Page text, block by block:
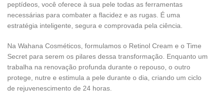
peptídeos, você oferece à sua pele todas as ferramentas
necessárias para combater a flacidez e as rugas. É uma
estratégia inteligente, segura e comprovada pela ciência.
Na Wahana Cosméticos, formulamos o Retinol Cream e o Time
Secret para serem os pilares dessa transformação. Enquanto um
trabalha na renovação profunda durante o repouso, o outro
protege, nutre e estimula a pele durante o dia, criando um ciclo
de rejuvenescimento de 24 horas.